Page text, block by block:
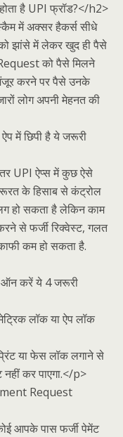
है UPI फ्रॉड?</h2>
में अक्सर हैकर्स सीधे
झांसे में लेकर खुद ही पैसे
को पैसे मिलने
करने पर पैसे उनके
लोग अपनी मेहनत की
में छिपी है ये जरूरी
UPI ऐप्स में कुछ ऐसे
के हिसाब से कंट्रोल
हो सकता है लेकिन काम
से फर्जी रिक्वेस्ट, गलत
कम हो सकता है.
करें ये 4 जरूरी
लॉक या ऐप लॉक
या फेस लॉक लगाने से
कर पाएगा.</p>
Request
आपके पास फर्जी पेमेंट